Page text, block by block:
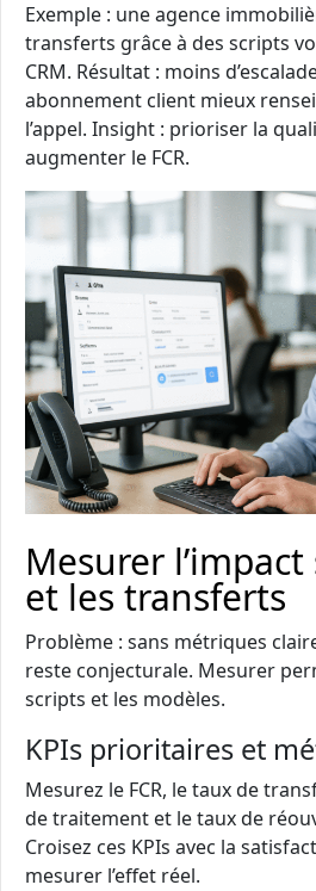
Exemple : une agence
transferts grâce à des scripts
CRM. Résultat : moins
abonnement client mieux
l’appel. Insight : prioriser la
augmenter le FCR.
Mesurer l’impact
et les transferts
Problème : sans métriques
reste conjecturale. Mesurer
scripts et les modèles.
KPIs prioritaires et
Mesurez le FCR, le taux de
de traitement et le taux de
Croisez ces KPIs avec la
mesurer l’effet réel.